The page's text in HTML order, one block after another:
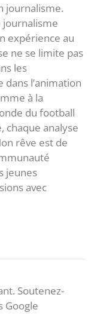
journalisme.
journalisme
expérience au
ne se limite pas
les
l’animation
à la
du football
chaque analyse
rêve est de
jeunes
avec
Soutenez-
Google